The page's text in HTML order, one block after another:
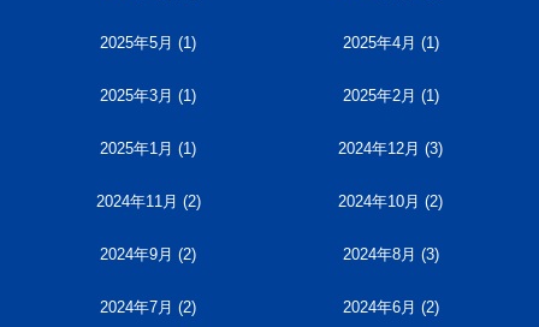
2025年5月 (1) 2025年4月 (1)
2025年3月 (1) 2025年2月 (1)
2025年1月 (1) 2024年12月 (3)
2024年11月 (2) 2024年10月 (2)
2024年9月 (2) 2024年8月 (3)
2024年7月 (2) 2024年6月 (2)